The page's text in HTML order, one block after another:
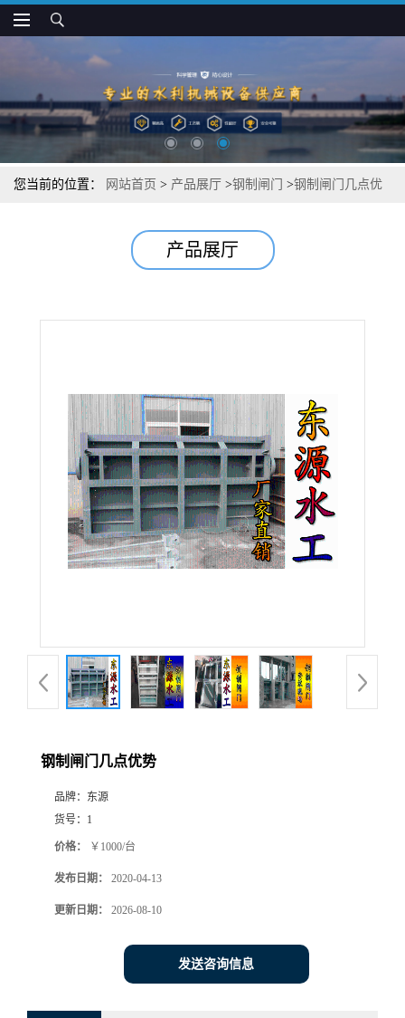
您当前的位置： 网站首页 > 产品展厅 >钢制闸门 >钢制闸门几点优
产品展厅
钢制闸门几点优势
品牌： 东源
货号： 1
价格： ￥1000/台
发布日期： 2020-04-13
更新日期： 2026-08-10
发送咨询信息